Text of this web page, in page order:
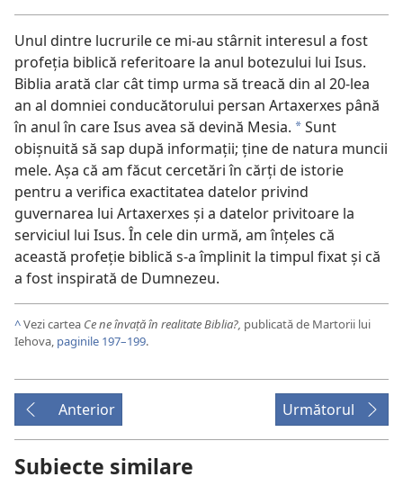
Unul dintre lucrurile ce mi-au stârnit interesul a fost
profeţia biblică referitoare la anul botezului lui Isus.
Biblia arată clar cât timp urma să treacă din al 20-lea
an al domniei conducătorului persan Artaxerxes până
în anul în care Isus avea să devină Mesia. *Sunt
obişnuită să sap după informaţii; ţine de natura muncii
mele. Aşa că am făcut cercetări în cărţi de istorie
pentru a verifica exactitatea datelor privind
guvernarea lui Artaxerxes şi a datelor privitoare la
serviciul lui Isus. În cele din urmă, am înţeles că
această profeţie biblică s-a împlinit la timpul fixat şi că
a fost inspirată de Dumnezeu.
^Vezi cartea Ce ne învaţă în realitate Biblia?, publicată de Martorii lui
Iehova, paginile 197–199.
Anterior Următorul
Subiecte similare